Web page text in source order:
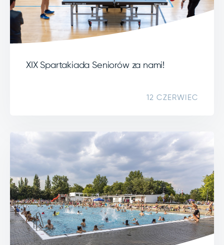
XIX Spartakiada Seniorów za nami!
12 CZERWIEC